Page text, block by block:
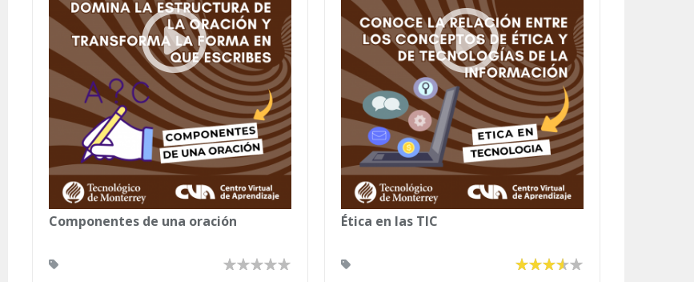
Componentes de una oración Ética en las TIC